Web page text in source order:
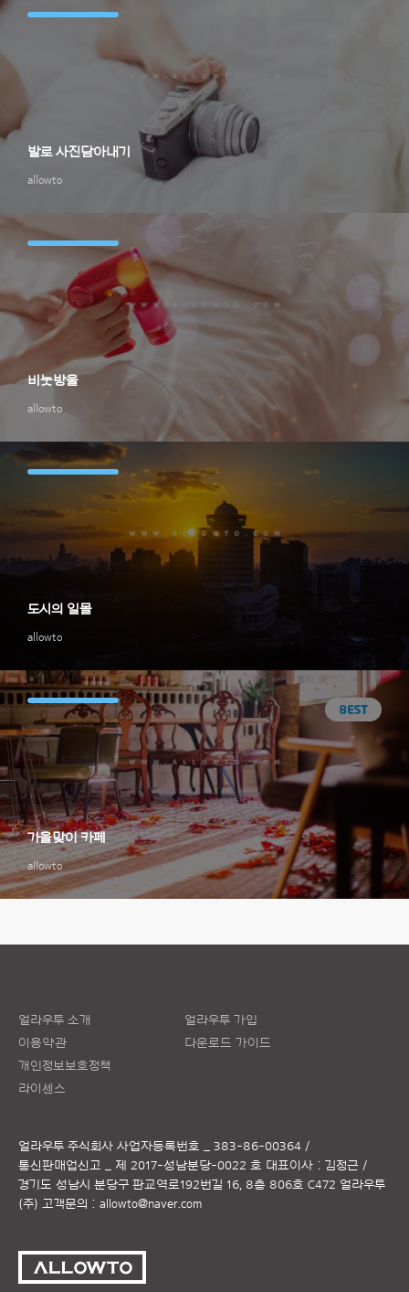
allowto
발로 사진담아내기
allowto
비눗방울
allowto
도시의 일몰
allowto
가을맞이 카페
얼라우투 소개
이용약관
개인정보보호정책
라이센스
얼라우투 가입
다운로드 가이드
얼라우투 주식회사 사업자등록번호 _ 383-86-00364 /
통신판매업신고 _ 제 2017-성남분당-0022 호 대표이사 : 김정근 /
경기도 성남시 분당구 판교역로192번길 16, 8층 806호 C472 얼라우투
(주) 고객문의 : allowto@naver.com